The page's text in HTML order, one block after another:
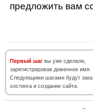
предложить вам
Первый шаг вы уже сделали,
зарегистрировав доменное имя.
Следующими шагами будут
хостинга и создание сайта.